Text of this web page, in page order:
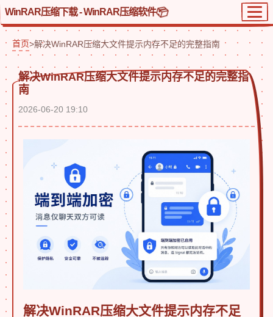
WinRAR压缩下载 - WinRAR压缩软件
首页>解决WinRAR压缩大文件提示内存不足的完整指南
解决WinRAR压缩大文件提示内存不足的完整指
南
2026-06-20 19:10
解决WinRAR压缩大文件提示内存不足